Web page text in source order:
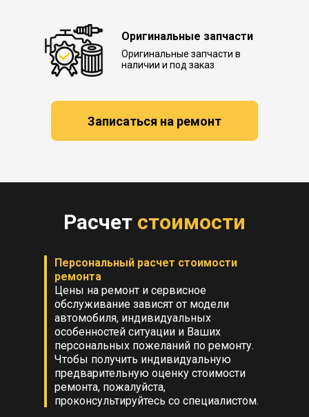
Записаться на ремонт
Оригинальные запчасти
Оригинальные запчасти в
наличии и под заказ
Расчет стоимости
Персональный расчет стоимости
ремонта
Цены на ремонт и сервисное
обслуживание зависят от модели
автомобиля, индивидуальных
особенностей ситуации и Ваших
персональных пожеланий по ремонту.
Чтобы получить индивидуальную
предварительную оценку стоимости
ремонта, пожалуйста,
проконсультируйтесь со специалистом.